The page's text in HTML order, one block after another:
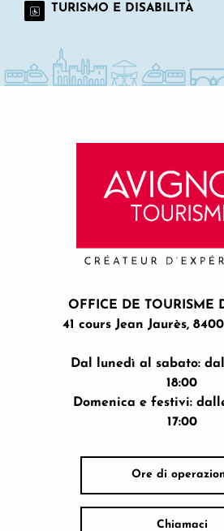
TURISMO E DISABILITÀ
OFFICE DE TOURISME
41 cours Jean Jaurès,
Dal lunedì al sabato:
18:00
Domenica e festivi:
17:00
Ore di
Chiamaci